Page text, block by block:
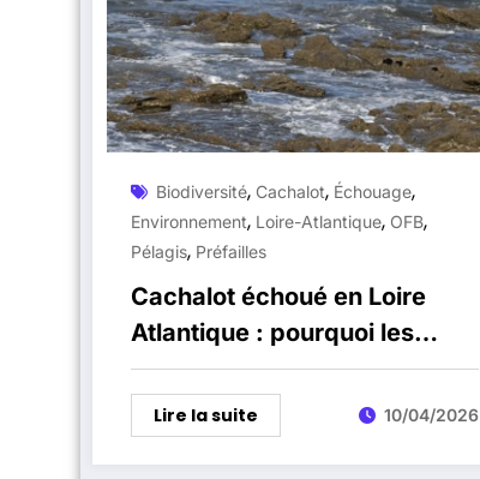
Biodiversité, Cachalot, Échouage,
Environnement, Loire-Atlantique, OFB,
Pélagis, Préfailles
Cachalot échoué en Loire
Atlantique : pourquoi les
secours ont renoncé au
sauvetage
Lire la suite 10/04/2026